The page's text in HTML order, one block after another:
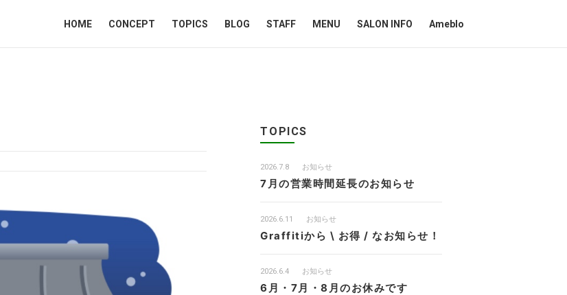
HOME CONCEPT TOPICS BLOG STAFF MENU SALON INFO Ameblo
TOPICS
2026.7.8 お知らせ
7月の営業時間延長のお知らせ
2026.6.11 お知らせ
Graffitiから \ お得 / なお知らせ！
2026.6.4 お知らせ
6月・7月・8月のお休みです